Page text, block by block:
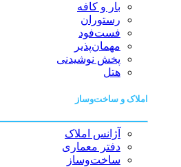
بار و کافه
رستوران
فست‌فود
مهمان‌پذیر
پخش نوشیدنی
هتل
املاک و ساخت‌وساز
آژانس املاک
دفتر معماری
ساخت‌وساز